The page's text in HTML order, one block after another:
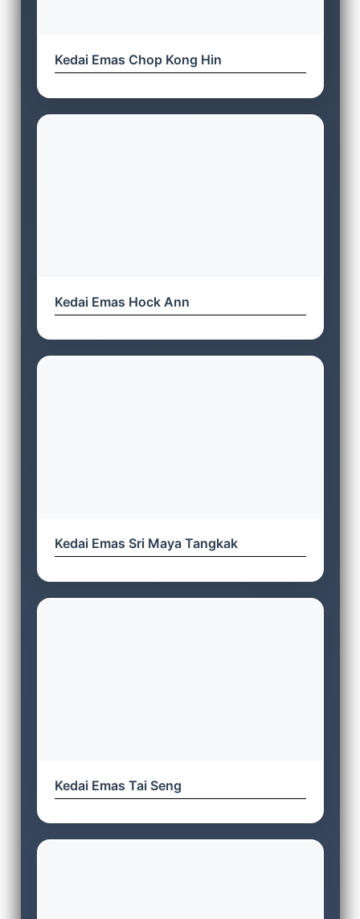
Kedai Emas Chop Kong Hin
Kedai Emas Hock Ann
Kedai Emas Sri Maya Tangkak
Kedai Emas Tai Seng